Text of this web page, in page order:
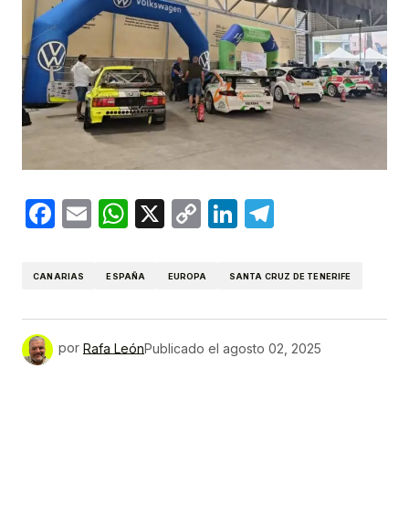
Facebook
EmailWhatsApp
X
CopyLinkedIn
CANARIAS ESPAÑA EUROPA SANTA CRUZ DE TENERIFE
por Rafa LeónPublicado el agosto 02, 2025